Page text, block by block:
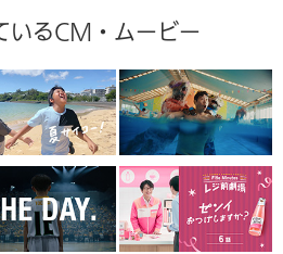
いるCM・ムービー